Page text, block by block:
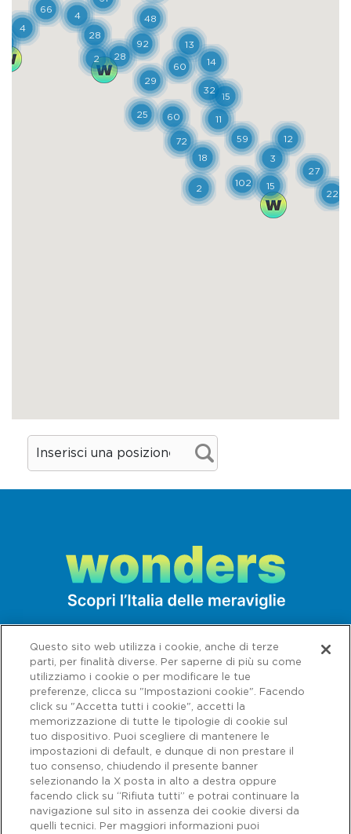
Capitale sociale € 622.027.000,00 interamente versato - Codice fiscale e
n. di iscrizione al Registro delle Imprese di Roma 07516911000 | C.C.I.A.A.
Questo sito web utilizza i cookie, anche di terze
parti, per finalità diverse. Per saperne di più su come
utilizziamo i cookie o per modificare le tue
preferenze, clicca su "Impostazioni cookie". Facendo
click su "Accetta tutti i cookie", accetti la
memorizzazione di tutte le tipologie di cookie sul
tuo dispositivo. Puoi scegliere di mantenere le
impostazioni di default, e dunque di non prestare il
tuo consenso, chiudendo il presente banner
selezionando la X posta in alto a destra oppure
facendo click su “Rifiuta tutti” e potrai continuare la
navigazione sul sito in assenza dei cookie diversi da
quelli tecnici. Per maggiori informazioni puoi